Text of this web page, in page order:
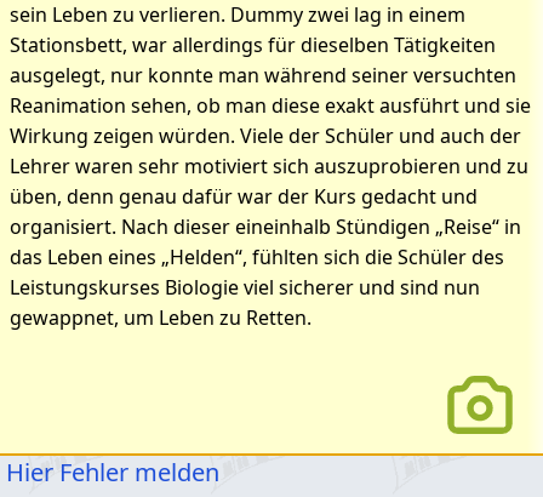
sein Leben zu verlieren. Dummy zwei lag in einem
Stationsbett, war allerdings für dieselben Tätigkeiten
ausgelegt, nur konnte man während seiner versuchten
Reanimation sehen, ob man diese exakt ausführt und sie
Wirkung zeigen würden. Viele der Schüler und auch der
Lehrer waren sehr motiviert sich auszuprobieren und zu
üben, denn genau dafür war der Kurs gedacht und
organisiert. Nach dieser eineinhalb Stündigen „Reise“ in
das Leben eines „Helden“, fühlten sich die Schüler des
Leistungskurses Biologie viel sicherer und sind nun
gewappnet, um Leben zu Retten.
Hier Fehler melden